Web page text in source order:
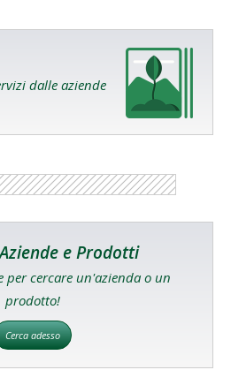
dalle aziende
e Prodotti
per cercare un'azienda o un
prodotto!
Cerca adesso